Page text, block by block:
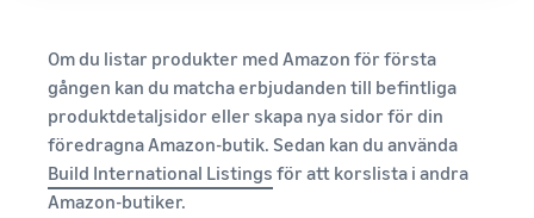
Om du listar produkter med Amazon för första
gången kan du matcha erbjudanden till befintliga
produktdetaljsidor eller skapa nya sidor för din
föredragna Amazon-butik. Sedan kan du använda
Build International Listings för att korslista i andra
Amazon-butiker.